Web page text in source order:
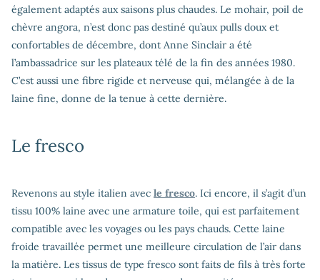
également adaptés aux saisons plus chaudes. Le mohair, poil de
chèvre angora, n’est donc pas destiné qu’aux pulls doux et
confortables de décembre, dont Anne Sinclair a été
l’ambassadrice sur les plateaux télé de la fin des années 1980.
C’est aussi une fibre rigide et nerveuse qui, mélangée à de la
laine fine, donne de la tenue à cette dernière.
Le fresco
Revenons au style italien avec le fresco. Ici encore, il s’agit d’un
tissu 100% laine avec une armature toile, qui est parfaitement
compatible avec les voyages ou les pays chauds. Cette laine
froide travaillée permet une meilleure circulation de l’air dans
la matière. Les tissus de type fresco sont faits de fils à très forte